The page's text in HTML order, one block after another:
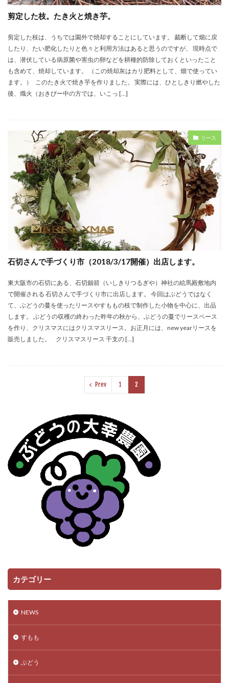
剪定した枝。たき火と焼き芋。
剪定した枝は、うちでは園外で焼却することにしています。 裁断して畑に戻
したり、たい肥化したりと色々と利用方法はあると思うのですが、 現時点で
は、潜伏している病原菌や害虫の卵などを耕種的防除しておくといったこと
も含めて、焼却しています。 （この焼却灰はカリ肥料として、畑で使ってい
ます。） このたき火で焼き芋を作りました。 実際には、ひとしきり燃やした
後、熾火（おきびー中の方では、いこっ […]
リース
石切さんで手づくり市（2018/3/17開催）出店します。
東大阪市の石切にある、石切劔箭（いしきりつるぎや）神社の絵馬殿敷地内
で開催される 石切さんで手づくり市に出店します。 今回はぶどうではなく
て、ぶどうの蔓を使ったリースやすももの枝で制作した小物を中心に、出品
します。 ぶどうの収穫の終わった昨年の秋から、ぶどうの蔓でリースベース
を作り、クリスマスにはクリスマスリース。お正月には、new yearリースを
販売しました。 クリスマスリース 干支の […]
Prev 1 2
カテゴリー
NEWS
すもも
ぶどう